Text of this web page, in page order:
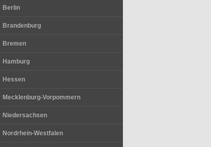
Berlin
Brandenburg
Bremen
Hamburg
Hessen
Mecklenburg-Vorpommern
Niedersachsen
Nordrhein-Westfalen